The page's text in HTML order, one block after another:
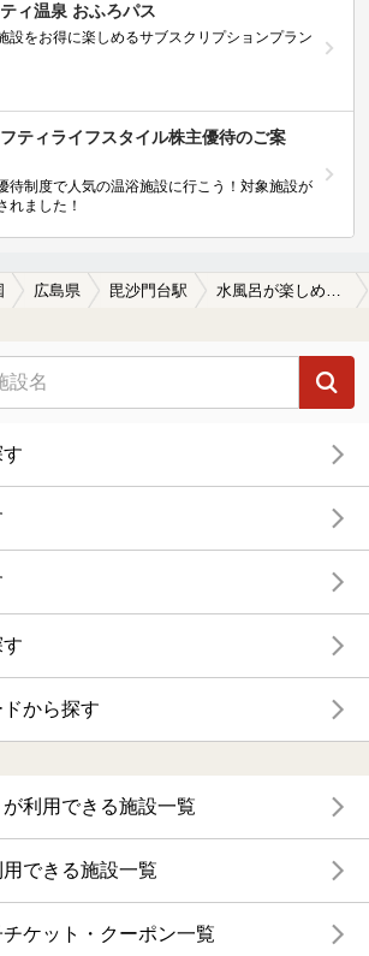
ィ温泉 おふろパス
設をお得に楽しめるサブスクリプションプラン
フティライフスタイル株主優待のご案
待制度で人気の温浴施設に行こう！対象施設が
れました！
広島県 毘沙門台駅 水風呂が楽しめる毘沙門台駅近くの温泉、日帰り温泉、スーパー銭湯おすすめ
から探す
利用できる施設一覧
できる施設一覧
ケット・クーポン一覧